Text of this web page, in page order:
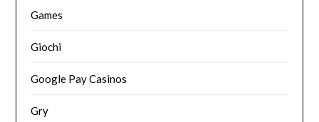
Games
Giochi
Google Pay Casinos
Gry